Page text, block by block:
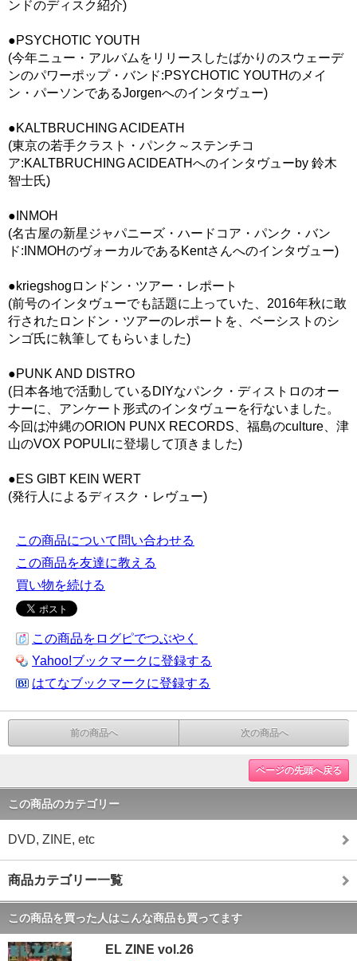
ンドのディスク紹介)
●PSYCHOTIC YOUTH
(今年ニュー・アルバムをリリースしたばかりのスウェーデ
ンのパワーポップ・バンド:PSYCHOTIC YOUTHのメイ
ン・パーソンであるJorgenへのインタヴュー)
●KALTBRUCHING ACIDEATH
(東京の若手クラスト・パンク～ステンチコ
ア:KALTBRUCHING ACIDEATHへのインタヴューby 鈴木
智士氏)
●INMOH
(名古屋の新星ジャパニーズ・ハードコア・パンク・バン
ド:INMOHのヴォーカルであるKentさんへのインタヴュー)
●kriegshogロンドン・ツアー・レポート
(前号のインタヴューでも話題に上っていた、2016年秋に敢
行されたロンドン・ツアーのレポートを、ベーシストのシ
ンゴ氏に執筆してもらいました)
●PUNK AND DISTRO
(日本各地で活動しているDIYなパンク・ディストロのオー
ナーに、アンケート形式のインタヴューを行ないました。
今回は沖縄のORION PUNX RECORDS、福島のculture、津
山のVOX POPULIに登場して頂きました)
●ES GIBT KEIN WERT
(発行人によるディスク・レヴュー)
この商品について問い合わせる
この商品を友達に教える
買い物を続ける
この商品をログピでつぶやく
Yahoo!ブックマークに登録する
はてなブックマークに登録する
前の商品へ 次の商品へ
ページの先頭へ戻る
この商品のカテゴリー
DVD, ZINE, etc
商品カテゴリー一覧
この商品を買った人はこんな商品も買ってます
EL ZINE vol.26